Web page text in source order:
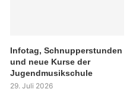
Infotag, Schnupperstunden
und neue Kurse der
Jugendmusikschule
29. Juli 2026